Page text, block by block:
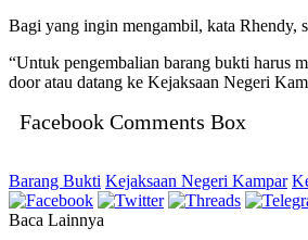
Bagi yang ingin mengambil, kata Rhendy,
“Untuk pengembalian barang bukti harus
door atau datang ke Kejaksaan Negeri
Facebook Comments Box
Barang Bukti Kejaksaan Negeri Kampar
Baca Lainnya